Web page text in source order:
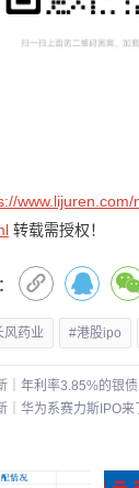
转载需授权！
风药业 #港股ipo
｜年利率3.85%的银债
｜华为系赛力斯IPO来